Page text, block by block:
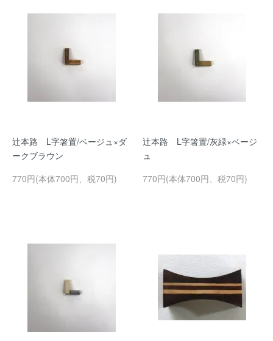
辻本路 L字箸置/ベージュ×ダ
ークブラウン
770円(本体700円、税70円)
辻本路 L字箸置/灰緑×ベージ
ュ
770円(本体700円、税70円)